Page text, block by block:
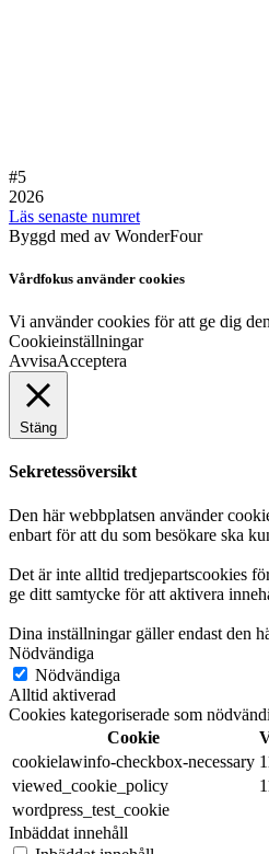
#5
2026
Läs senaste numret
Byggd med av WonderFour
Vårdfokus använder cookies
Vi använder cookies för att ge dig
Cookieinställningar
AvvisaAcceptera
Stäng
Sekretessöversikt
Den här webbplatsen använder
enbart för att du som besökare ska
Det är inte alltid tredjepartscookies
ge ditt samtycke för att aktivera
Dina inställningar gäller endast den
Nödvändiga
Nödvändiga
Alltid aktiverad
Cookies kategoriserade som
Cookie
cookielawinfo-checkbox-necessary
viewed_cookie_policy
wordpress_test_cookie
Inbäddat innehåll